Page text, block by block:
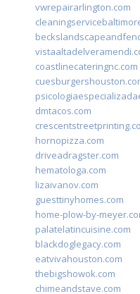
vwrepairarlington.com
coastlinecateringnc.com
dmtacos.com
hornopizza.com
driveadragster.com
hematologa.com
lizaivanov.com
guesttinyhomes.com
home-plow-by-
palatelatincuisine.com
blackdoglegacy.com
eatvivahouston.com
thebigshowok.com
chimeandstave.com